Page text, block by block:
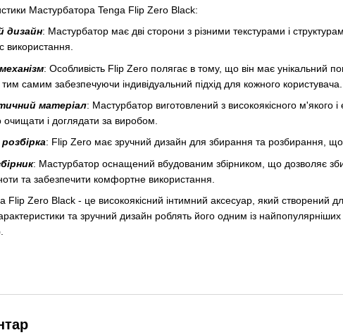
Мастурбатора Tenga Flip Zero Black:
дизайн: Мастурбатор має дві сторони з різними текстурами і
використання.
: Особливість Flip Zero полягає в тому, що він має унікальний
самим забезпечуючи індивідуальний підхід для кожного користувача.
матеріал: Мастурбатор виготовлений з високоякісного
очищати і доглядати за виробом.
розбірка: Flip Zero має зручний дизайн для збирання та розбирання, що
: Мастурбатор оснащений вбудованим збірником, що дозволяє
та забезпечити комфортне використання.
Flip Zero Black - це високоякісний інтимний аксесуар, який створений
та зручний дизайн роблять його одним із